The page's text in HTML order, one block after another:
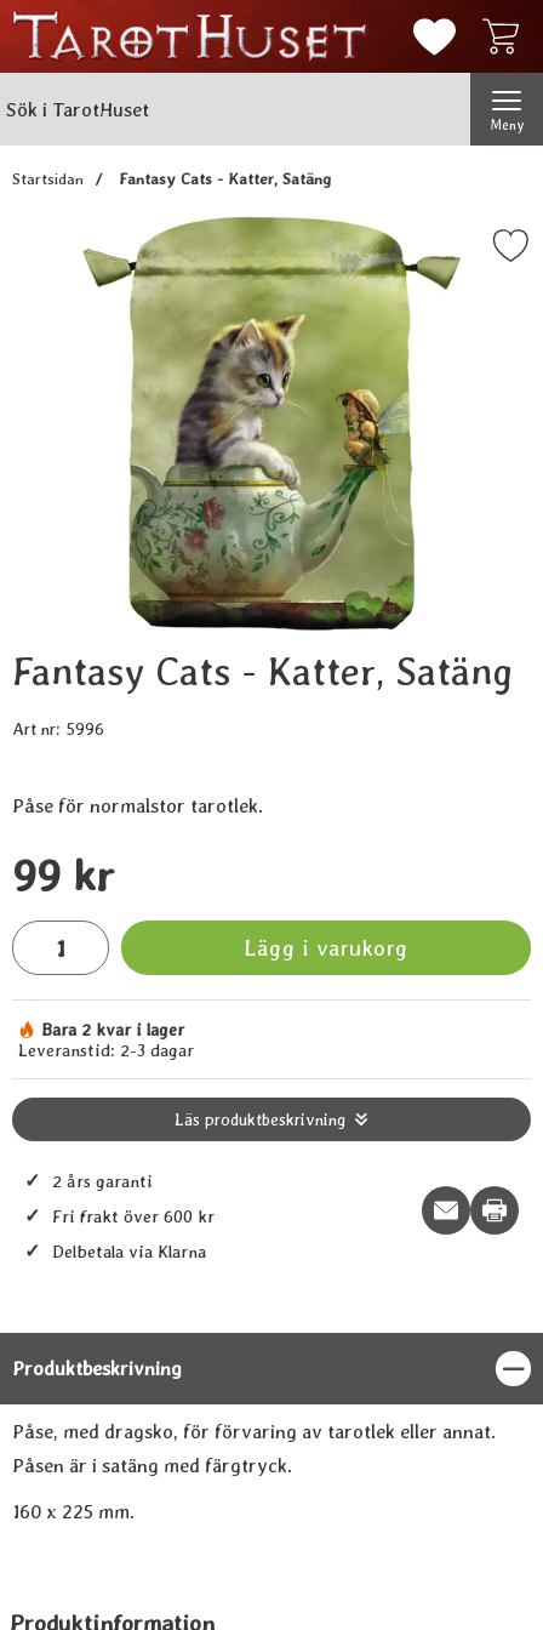
Mina
Meny
Startsidan Fantasy Cats - Katter, Satäng
Markera fantasy Cats -
Fantasy Cats - Katter, Satäng
Art nr: 5996
Påse för normalstor tarotlek.
pris
99 kr
antal
Lägg i varukorg
Tillgänglighet:
Bara 2 kvar i lager
Leveranstid: 2-3 dagar
Läs produktbeskrivning
✓ 2 års garanti
✓ Fri frakt över 600 kr
✓ Delbetala via Klarna
Print
Produktbeskrivning
Produktbeskrivning
Påse, med dragsko, för förvaring av tarotlek eller annat.
Påsen är i satäng med färgtryck.
160 x 225 mm.
Produktinformation